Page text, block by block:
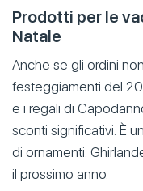
Prodotti per le
Natale
Anche se gli ordini
festeggiamenti del
e i regali di
sconti significativi. È
di ornamenti.
il prossimo anno.